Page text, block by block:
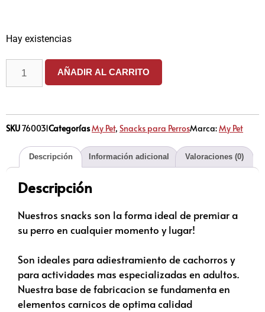
Hay existencias
AÑADIR AL CARRITO
SKU760031CategoríasMy Pet, Snacks para PerrosMarca:My Pet
Descripción Información adicional Valoraciones (0)
Descripción
Nuestros snacks son la forma ideal de premiar a
su perro en cualquier momento y lugar!
Son ideales para adiestramiento de cachorros y
para actividades mas especializadas en adultos.
Nuestra base de fabricacion se fundamenta en
elementos carnicos de optima calidad